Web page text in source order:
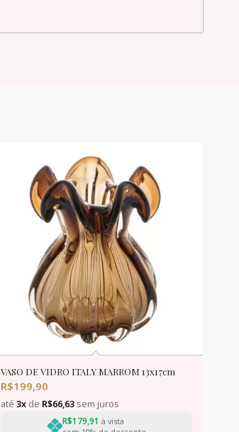
VASO DE VIDRO ITALY MARROM 13x17cm
R$199,90
até3x de R$66,63 sem juros
R$179,91 à vista